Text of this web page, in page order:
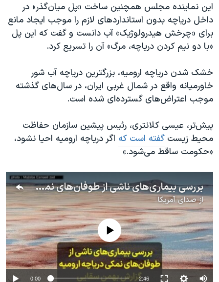
این نماینده مجلس همچنین ساخت «پل میان‌گذر» در
داخل دریاچه بدون استانداردهای لازم را موجب ایجاد مانع
برای «چرخش هیدرولوژیک» آب دانست و گفت که این پل
«با دو نیم کردن دریاچه، مرگ» آن را تسریع کرد.
خشک شدن دریاچه ارومیه، بزرگترین دریاچه آب شور
خاورمیانه واقع در شمال غربی ایران، در سال‌های گذشته
موجب اعتراض‌های گسترده‌ای شده است.
پیش‌تر، عیسی کلانتری، رئیس پیشین سازمان حفاظت
محیط زیست گفته است که اگر دریاچه ارومیه احیا نشود،
«حکومت ساقط می‌شود.»
بررسی بیماری‌های ناشی از طوفان‌های نمکی دریاچه ارومیه گزارش بهمن سقایی
ازصدای آمریکا
No media source currently available
0:00 2:46